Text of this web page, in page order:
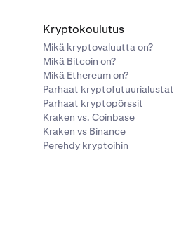
Jos kaikki näyttää
Kryptokoulutus
Mikä kryptovaluutta on?
Mikä Bitcoin on?
Mikä Ethereum on?
Parhaat kryptofutuurialustat
Parhaat kryptopörssit
Kraken vs. Coinbase
Kraken vs Binance
Perehdy kryptoihin